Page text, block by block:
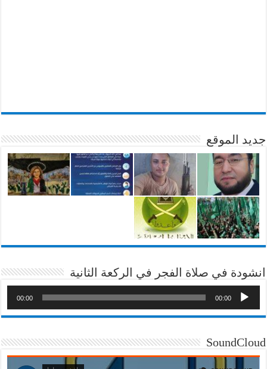
جديد الموقع
انشودة في صلاة الفجر في الركعة الثانية
00:00
00:00
SoundCloud